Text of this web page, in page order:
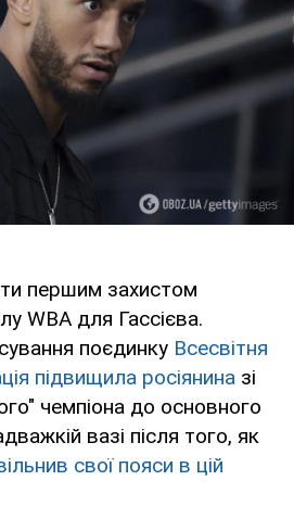
першим захистом
WBA для Гассієва.
поєдинку Всесвітня
підвищила росіянина зі
чемпіона до основного
вазі після того, як
свої пояси в цій